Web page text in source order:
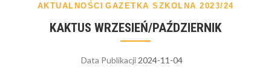
AKTUALNOŚCI GAZETKA SZKOLNA 2023/24
KAKTUS WRZESIEŃ/PAŹDZIERNIK
Data Publikacji 2024-11-04